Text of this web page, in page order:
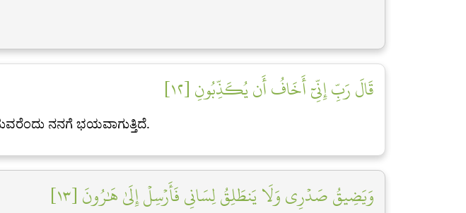
قَالَ رَبِّ إِنِّيٓ أَخَافُ أَن يُكَذِّبُونِ [١٢]
ನನಗೆ ಭಯವಾಗುತ್ತಿದೆ.
وَيَضِيقُ صَدۡرِي وَلَا يَنطَلِقُ لِسَانِي فَأَرۡسِلۡ إِلَىٰ هَٰرُونَ [١٣]